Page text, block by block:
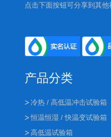
点击下面按钮可分享到其
产品分类
冷热 / 高低温冲击试验箱
恒温恒湿 / 快温变试验箱
高低温试验箱